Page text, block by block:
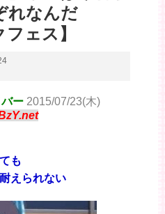
れなんだ
ェス】
ー 2015/07/23(木)
も
えられない